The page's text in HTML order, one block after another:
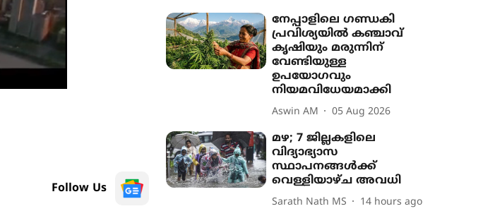
Follow Us
നേപ്പാളിലെ ഗണ്ഡകി
പ്രവിശ‍്യയിൽ കഞ്ചാവ്
കൃഷി‍യും മരുന്നിന്
വേണ്ടിയുള്ള
ഉപയോഗവും
നിയമവിധേയമാക്കി
Aswin AM 05 Aug 2026
മഴ; 7 ജില്ലകളിലെ
വിദ്യാഭ്യാസ
സ്ഥാപനങ്ങൾക്ക്
വെള്ളിയാഴ്ച അവധി
Sarath Nath MS 14 hours ago